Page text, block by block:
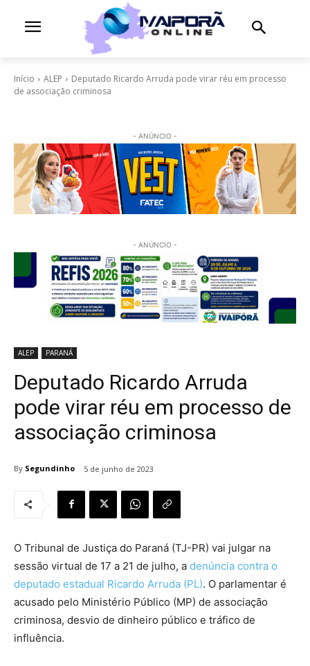
Início ALEP
Deputado Ricardo Arruda pode virar réu em processo
de associação criminosa
- ANÚNCIO -
- ANÚNCIO -
ALEP PARANÁ
Deputado Ricardo Arruda
pode virar réu em processo de
associação criminosa
By Segundinho 5 de junho de 2023
O Tribunal de Justiça do Paraná (TJ-PR) vai julgar na
sessão virtual de 17 a 21 de julho, a denúncia contra o
deputado estadual Ricardo Arruda (PL). O parlamentar é
acusado pelo Ministério Público (MP) de associação
criminosa, desvio de dinheiro público e tráfico de
influência.